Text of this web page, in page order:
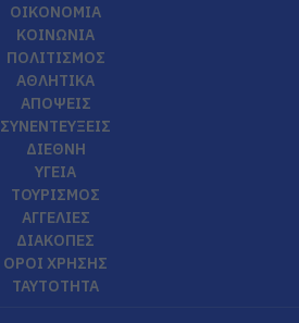
ΟΙΚΟΝΟΜΙΑ
ΚΟΙΝΩΝΙΑ
ΠΟΛΙΤΙΣΜΟΣ
ΑΘΛΗΤΙΚΑ
ΑΠΟΨΕΙΣ
ΣΥΝΕΝΤΕΥΞΕΙΣ
ΔΙΕΘΝΗ
ΥΓΕΙΑ
ΤΟΥΡΙΣΜΟΣ
ΑΓΓΕΛΙΕΣ
ΔΙΑΚΟΠΕΣ
ΟΡΟΙ ΧΡΗΣΗΣ
ΤΑΥΤΟΤΗΤΑ